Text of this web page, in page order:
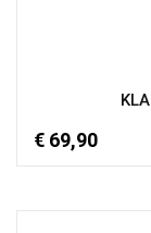
€ 69,90